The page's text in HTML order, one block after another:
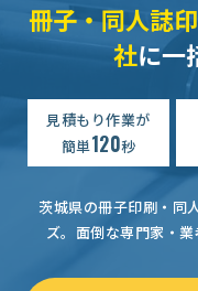
冊子・同人誌
社に一
見積もり作業が
簡単120秒
茨城県の冊子印刷・同
ズ。 面倒な専門家・
冊子印刷の見積
冊子印刷の見積
冊子印刷の見積
冊子印刷の見
【東京・神奈川
【写真やグラフ
冊子印刷の見